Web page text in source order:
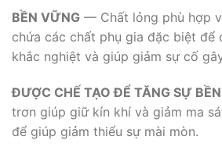
BỀN VỮNG — Chất lỏng phù hợp
chứa các chất phụ gia đặc biệt để
khắc nghiệt và giúp giảm sự cố
ĐƯỢC CHẾ TẠO ĐỂ TĂNG SỰ
trơn giúp giữ kín khí và giảm ma
để giúp giảm thiểu sự mài mòn.